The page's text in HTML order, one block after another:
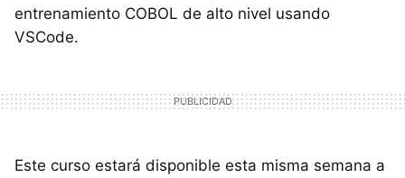
entrenamiento COBOL de alto nivel usando
VSCode.
Este curso estará disponible esta misma semana a